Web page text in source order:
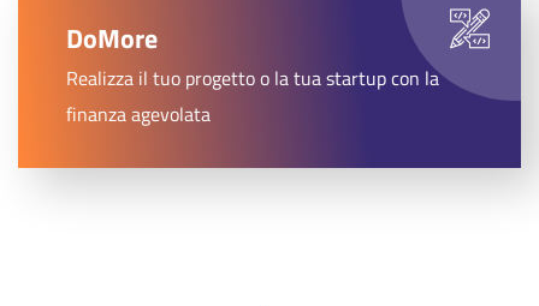
DoMore
Realizza il tuo progetto o la tua startup con la
finanza agevolata